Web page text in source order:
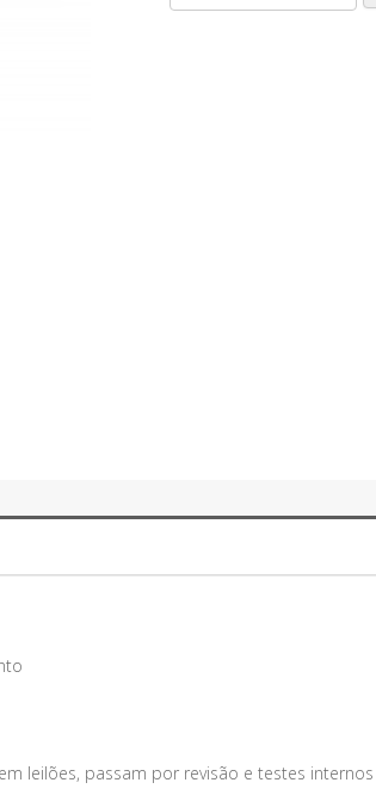
leilões, passam por revisão e testes